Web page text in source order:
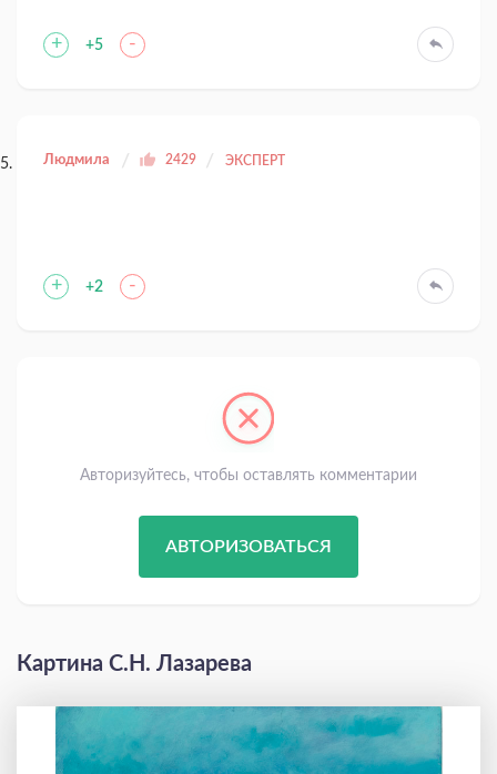
+ +5 -
Людмила 2429 ЭКСПЕРТ
+ +2 -
Авторизуйтесь, чтобы оставлять комментарии
АВТОРИЗОВАТЬСЯ
Картина С.Н. Лазарева